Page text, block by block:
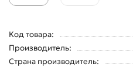
Код товара:
Производитель:
Страна производитель: